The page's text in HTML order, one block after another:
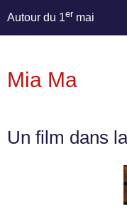
Autour du 1er mai
Mia Ma
Un film dans